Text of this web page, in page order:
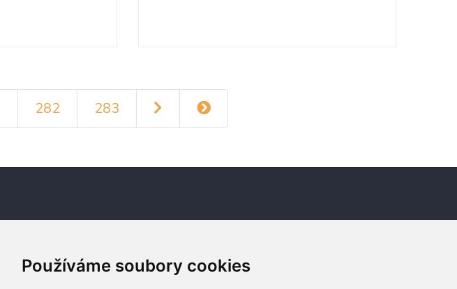
Používáme soubory cookies
282 283